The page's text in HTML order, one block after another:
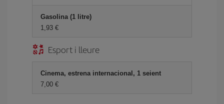
Gasolina (1 litre)
1,93
Esport i lleure
Cinema, estrena internacional, 1 seient
7,00